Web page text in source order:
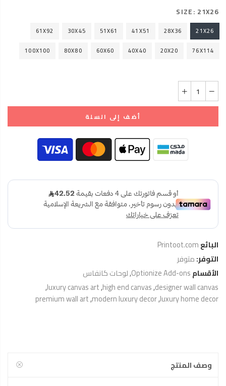
SIZE: 21X26
21X26
28X36
41X51
51X61
30X45
61X92
76X114
20X20
40X40
60X60
80X80
100X100
أضف إلى السلة
البائعPrintoot.com
التوفر:متوفر
الأقسامOptionize Add-ons
,لوحات كانفاس
designer wall canvas
,
high end canvas
,
luxury canvas art
,
luxury home decor
,
modern luxury decor
,
premium wall art
وصف المنتج